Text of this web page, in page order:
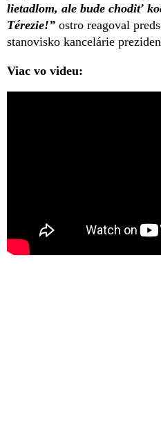
lietadlom, ale bude chodiť
Térezie!” ostro reagoval
stanovisko kancelárie
Viac vo videu: